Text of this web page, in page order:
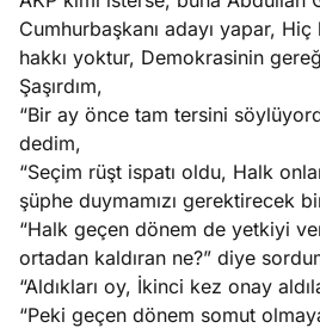
Cumhurbaşkanı adayı yapar,
hakkı yoktur, Demokrasinin
Şaşırdım,
“Bir ay önce tam tersini
dedim,
“Seçim rüşt ispatı oldu, Halk
şüphe duymamızı gerektirecek
“Halk geçen dönem de yetkiyi
ortadan kaldıran ne?” diye
“Aldıkları oy, İkinci kez onay
“Peki geçen dönem somut